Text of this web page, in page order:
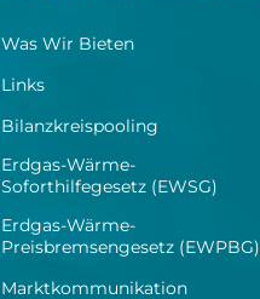
Was Wir Bieten
Links
Bilanzkreispooling
Erdgas-Wärme-
Soforthilfegesetz (EWSG)
Erdgas-Wärme-
Preisbremsengesetz (EWPBG)
Marktkommunikation